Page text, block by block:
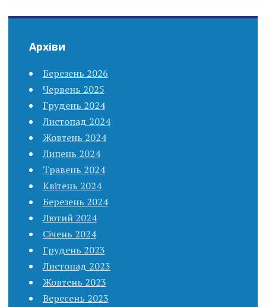
Архіви
Березень 2026
Червень 2025
Грудень 2024
Листопад 2024
Жовтень 2024
Липень 2024
Травень 2024
Квітень 2024
Березень 2024
Лютий 2024
Січень 2024
Грудень 2023
Листопад 2023
Жовтень 2023
Вересень 2023